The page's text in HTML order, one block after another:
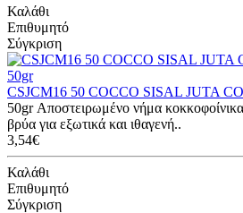
Καλάθι
Επιθυμητό
Σύγκριση
CSJCM16 50 COCCO SISAL JUTA
50gr Αποστειρωμένο νήμα
βρύα για εξωτικά και ιθαγενή..
3,54€
Καλάθι
Επιθυμητό
Σύγκριση